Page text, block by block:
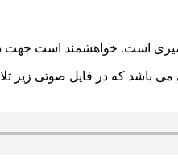
از نکات مثبتی می باشد که در